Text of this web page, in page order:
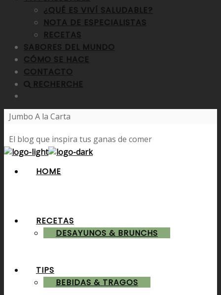
¿QUÉ ES VIVÍ SALUDABLE?
NOTA DE ESPECIALISTAS
RECETAS
SABORES DEL MUNDO
CÓMO SE HACE
CONTACTO
RECHERCHE
Jumbo A la Carta
El blog que inspira tus ganas de comer
HOME
RECETAS
DESAYUNOS & BRUNCHS
BEBIDAS & TRAGOS
TIPS